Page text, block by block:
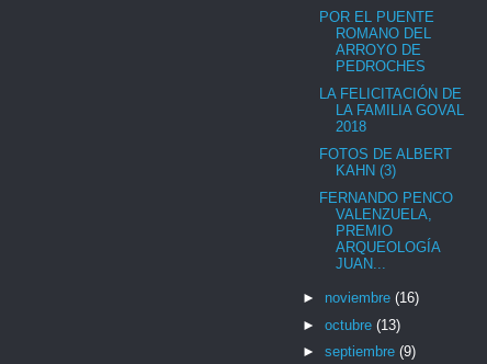
POR EL PUENTE
ROMANO DEL
ARROYO DE
PEDROCHES
LA FELICITACIÓN DE
LA FAMILIA GOVAL
2018
FOTOS DE ALBERT
KAHN (3)
FERNANDO PENCO
VALENZUELA,
PREMIO
ARQUEOLOGÍA
JUAN...
► noviembre (16)
► octubre (13)
► septiembre (9)